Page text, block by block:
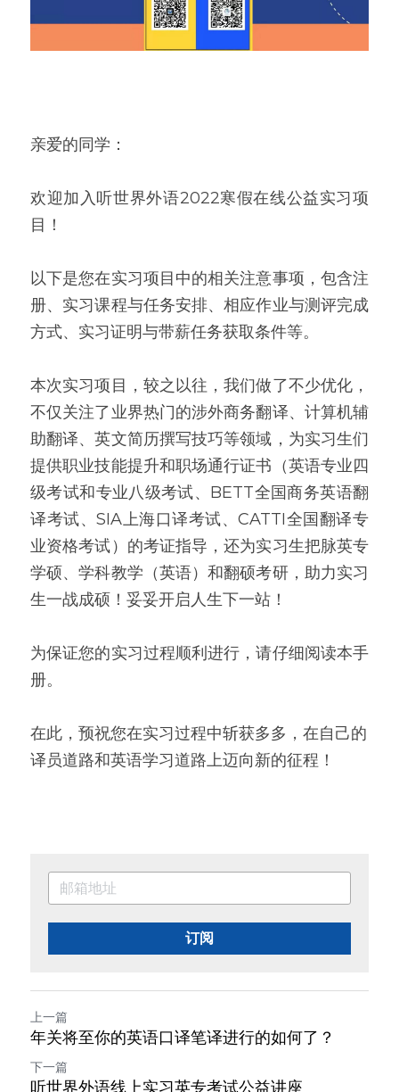
亲爱的同学：
欢迎加入听世界外语2022寒假在线公益实习项
目！
以下是您在实习项目中的相关注意事项，包含注
册、实习课程与任务安排、相应作业与测评完成
方式、实习证明与带薪任务获取条件等。
本次实习项目，较之以往，我们做了不少优化，
不仅关注了业界热门的涉外商务翻译、计算机辅
助翻译、英文简历撰写技巧等领域，为实习生们
提供职业技能提升和职场通行证书（英语专业四
级考试和专业八级考试、BETT全国商务英语翻
译考试、SIA上海口译考试、CATTI全国翻译专
业资格考试）的考证指导，还为实习生把脉英专
学硕、学科教学（英语）和翻硕考研，助力实习
生一战成硕！妥妥开启人生下一站！
为保证您的实习过程顺利进行，请仔细阅读本手
册。
在此，预祝您在实习过程中斩获多多，在自己的
译员道路和英语学习道路上迈向新的征程！
订阅
上一篇
年关将至你的英语口译笔译进行的如何了？
下一篇
听世界外语线上实习英专考试公益讲座